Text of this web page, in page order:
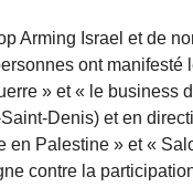
Arming Israel et de
ont manifesté
» et « le business
Denis) et en
en Palestine » et «
contre la